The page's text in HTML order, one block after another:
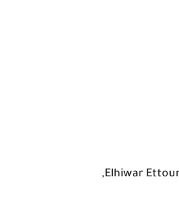
Elhiwar